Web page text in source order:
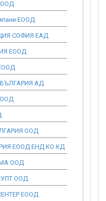
ООД
ЕООД
СОФИЯ ЕАД
ЕООД
БЪЛГАРИЯ АД
ООД
ООД
ЕООД ЕНД КО КД
ООД
ООД
ЕООД